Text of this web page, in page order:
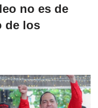
no es de
de los